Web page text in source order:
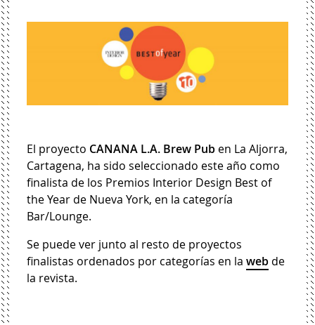
El proyecto CANANA L.A. Brew Pub en La Aljorra,
Cartagena, ha sido seleccionado este año como
finalista de los Premios Interior Design Best of
the Year de Nueva York, en la categoría
Bar/Lounge.
Se puede ver junto al resto de proyectos
finalistas ordenados por categorías en laweb de
la revista.